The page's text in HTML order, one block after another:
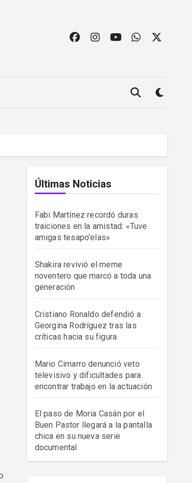
Últimas Noticias
Fabi Martínez recordó duras
traiciones en la amistad: «Tuve
amigas tesapo’elas»
Shakira revivió el meme
noventero que marcó a toda una
generación
Cristiano Ronaldo defendió a
Georgina Rodríguez tras las
críticas hacia su figura
Mario Cimarro denunció veto
televisivo y dificultades para
encontrar trabajo en la actuación
El paso de Moria Casán por el
Buen Pastor llegará a la pantalla
chica en su nueva serie
documental